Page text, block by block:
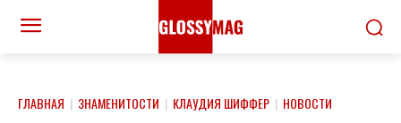
ГЛАВНАЯ | ЗНАМЕНИТОСТИ | КЛАУДИЯ ШИФФЕР | НОВОСТИ